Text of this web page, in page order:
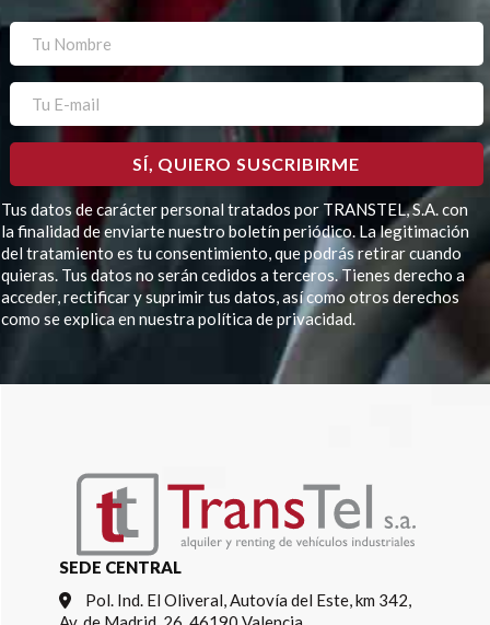
Tus datos de carácter personal tratados por TRANSTEL, S.A. con
la finalidad de enviarte nuestro boletín periódico. La legitimación
del tratamiento es tu consentimiento, que podrás retirar cuando
quieras. Tus datos no serán cedidos a terceros. Tienes derecho a
acceder, rectificar y suprimir tus datos, así como otros derechos
como se explica en nuestra política de privacidad.
SEDE CENTRAL
Pol. Ind. El Oliveral, Autovía del Este, km 342,